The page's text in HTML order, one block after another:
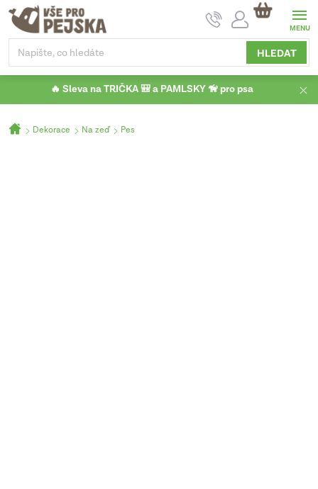
Přejít
obsah
HLEDAT
NÁKUPNÍ
KOŠÍK
🔥 Sleva na TRIČKA 🎒 a PAMLSKY 🦮 pro psa
DomůDekorace Na zeď Pes